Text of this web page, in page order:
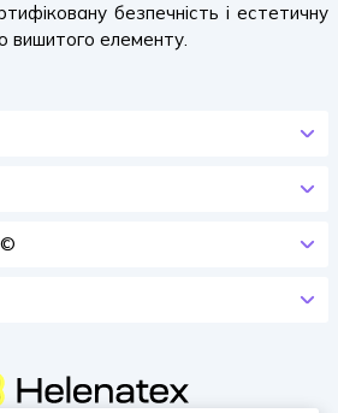
безпечність і естетичну
вишитого елементу.
©